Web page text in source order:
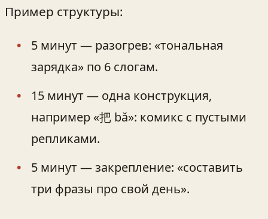
Пример структуры:
5 минут — разогрев: «тональная
зарядка» по 6 слогам.
15 минут — одна конструкция,
например «把 bǎ»: комикс с пустыми
репликами.
5 минут — закрепление: «составить
три фразы про свой день».